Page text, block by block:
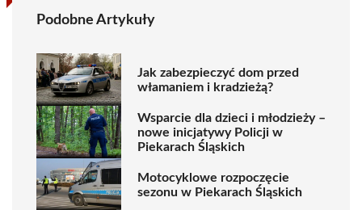
Podobne Artykuły
Jak zabezpieczyć dom przed
włamaniem i kradzieżą?
Wsparcie dla dzieci i młodzieży –
nowe inicjatywy Policji w
Piekarach Śląskich
Motocyklowe rozpoczęcie
sezonu w Piekarach Śląskich